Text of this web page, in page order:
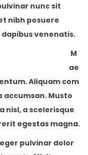
nunc sit
nibh posuere
venenatis.
M
ae
Aliquam com
accumsan. Musto
nisl, a scelerisque
egestas magna.
pulvinar dolor